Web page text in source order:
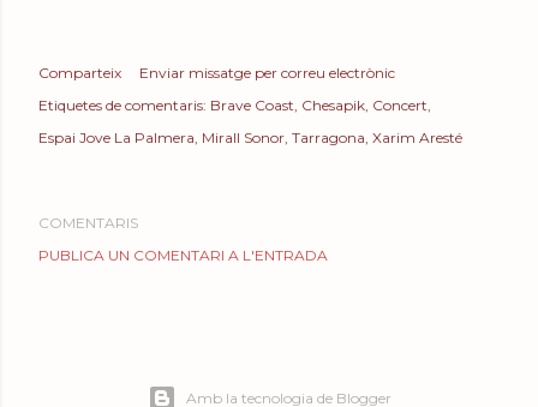
Comparteix
Enviar missatge per correu electrònic
Etiquetes de comentaris: Brave Coast Chesapik Concert
Espai Jove La Palmera Mirall Sonor Tarragona Xarim Aresté
COMENTARIS
PUBLICA UN COMENTARI A L'ENTRADA
Amb la tecnologia de Blogger